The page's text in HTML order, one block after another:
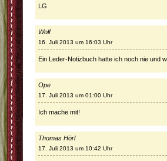
LG
Wolf
16. Juli 2013 um 16:03 Uhr
Ein Leder-Notizbuch hatte ich noch nie und
Ope
17. Juli 2013 um 01:00 Uhr
Ich mache mit!
Thomas Hörl
17. Juli 2013 um 10:42 Uhr